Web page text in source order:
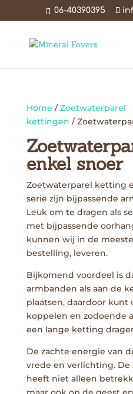
06-40390395
Home /Zoetwaterparel
kettingen /
enkel snoer
Zoetwaterparel ketting
serie zijn bijpassende
Leuk om te dragen als
met bijpassende
kunnen wij in de
bestelling, leveren.
Bijkomend voordeel is
armbanden als aan de
plaatsen, daardoor kunt
koppelen en zodoende
een lange ketting
De zachte energie van
vrede en verlichting.
heeft niet alleen